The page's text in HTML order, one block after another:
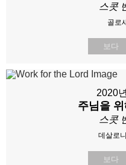
스콧
골로
보다
2020
주님을
스콧
데살로
보다